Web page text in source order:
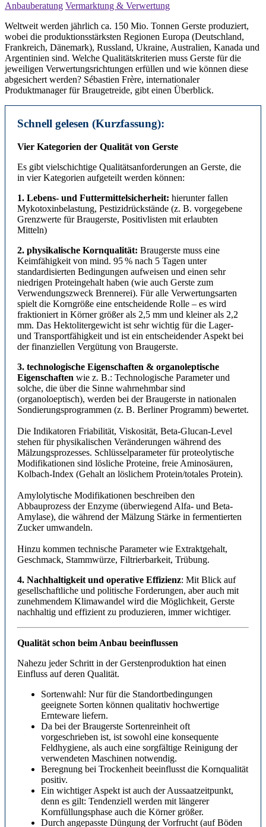
Anbauberatung Vermarktung & Verwertung
Weltweit werden jährlich ca. 150 Mio. Tonnen Gerste produziert,
wobei die produktionsstärksten Regionen Europa (Deutschland,
Frankreich, Dänemark), Russland, Ukraine, Australien, Kanada und
Argentinien sind. Welche Qualitätskriterien muss Gerste für die
jeweiligen Verwertungsrichtungen erfüllen und wie können diese
abgesichert werden? Sébastien Frère, internationaler
Produktmanager für Braugetreide, gibt einen Überblick.
Schnell gelesen (Kurzfassung):
Vier Kategorien der Qualität von Gerste
Es gibt vielschichtige Qualitätsanforderungen an Gerste, die
in vier Kategorien aufgeteilt werden können:
1. Lebens- und Futtermittelsicherheit: hierunter fallen
Mykotoxinbelastung, Pestizidrückstände (z. B. vorgegebene
Grenzwerte für Braugerste, Positivlisten mit erlaubten
Mitteln)
2. physikalische Kornqualität: Braugerste muss eine
Keimfähigkeit von mind. 95 % nach 5 Tagen unter
standardisierten Bedingungen aufweisen und einen sehr
niedrigen Proteingehalt haben (wie auch Gerste zum
Verwendungszweck Brennerei). Für alle Verwertungsarten
spielt die Korngröße eine entscheidende Rolle – es wird
fraktioniert in Körner größer als 2,5 mm und kleiner als 2,2
mm. Das Hektolitergewicht ist sehr wichtig für die Lager-
und Transportfähigkeit und ist ein entscheidender Aspekt bei
der finanziellen Vergütung von Braugerste.
3. technologische Eigenschaften & organoleptische
Eigenschaften wie z. B.: Technologische Parameter und
solche, die über die Sinne wahrnehmbar sind
(organoloeptisch), werden bei der Braugerste in nationalen
Sondierungsprogrammen (z. B. Berliner Programm) bewertet.
Die Indikatoren Friabilität, Viskosität, Beta-Glucan-Level
stehen für physikalischen Veränderungen während des
Mälzungsprozesses. Schlüsselparameter für proteolytische
Modifikationen sind lösliche Proteine, freie Aminosäuren,
Kolbach-Index (Gehalt an löslichem Protein/totales Protein).
Amylolytische Modifikationen beschreiben den
Abbauprozess der Enzyme (überwiegend Alfa- und Beta-
Amylase), die während der Mälzung Stärke in fermentierten
Zucker umwandeln.
Hinzu kommen technische Parameter wie Extraktgehalt,
Geschmack, Stammwürze, Filtrierbarkeit, Trübung.
4. Nachhaltigkeit und operative Effizienz: Mit Blick auf
gesellschaftliche und politische Forderungen, aber auch mit
zunehmendem Klimawandel wird die Möglichkeit, Gerste
nachhaltig und effizient zu produzieren, immer wichtiger.
Qualität schon beim Anbau beeinflussen
Nahezu jeder Schritt in der Gerstenproduktion hat einen
Einfluss auf deren Qualität.
Sortenwahl: Nur für die Standortbedingungen
geeignete Sorten können qualitativ hochwertige
Ernteware liefern.
Da bei der Braugerste Sortenreinheit oft
vorgeschrieben ist, ist sowohl eine konsequente
Feldhygiene, als auch eine sorgfältige Reinigung der
verwendeten Maschinen notwendig.
Beregnung bei Trockenheit beeinflusst die Kornqualität
positiv.
Ein wichtiger Aspekt ist auch der Aussaatzeitpunkt,
denn es gilt: Tendenziell werden mit längerer
Kornfüllungsphase auch die Körner größer.
Durch angepasste Düngung der Vorfrucht (auf Böden